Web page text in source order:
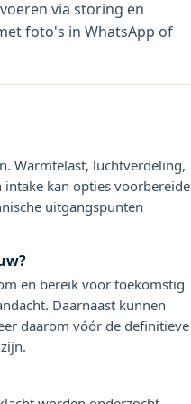
via storing en
foto's in WhatsApp of
Warmtelast, luchtverdeling,
kan opties
uitgangspunten
en bereik voor toekomstig
Daarnaast kunnen
daarom vóór de definitieve